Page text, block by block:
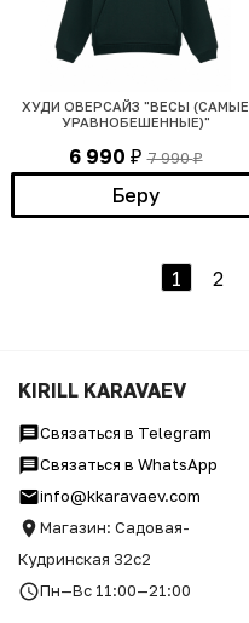
ХУДИ ОВЕРСАЙЗ "ВЕСЫ (САМЫЕ
УРАВНОБЕШЕННЫЕ)"
6 990 ₽ 7 990₽
Беру
1 2
KIRILL KARAVAEV
Связаться в Telegram
Связаться в WhatsApp
info@kkaravaev.com
Магазин: Садовая-
Кудринская 32с2
Пн—Вс 11:00—21:00